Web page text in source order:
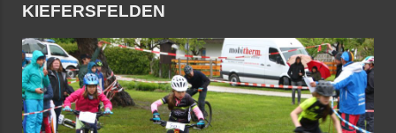
KIEFERSFELDEN